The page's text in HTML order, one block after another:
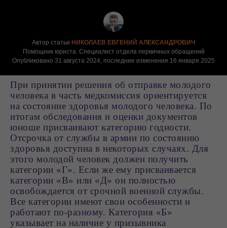
Автор статьи НИКОЛАЕВ ЕВГЕНИЙ АЛЕКСАНДРОВИЧ
Помощник юриста. Специалист отдела первичных обращений
Опубликовано 31 августа 2024, последние изменения 16 января 2025
При принятии решения об отправке молодого
человека в часть медкомиссия ориентируется
на состояние здоровья молодого человека. По
итогам обследования и оценки документов
юноше присваивают категорию годности.
Отсрочка от службы в армии по состоянию
здоровья доступна в некоторых случаях. Для
этого молодой человек должен получить
категории «Г». Если же ему присваивается
категории «В» или «Д» он полностью
освобождается от срочной военной службы.
Все категории имеют свои особенности и
работают по-разному. Категория «Б»
указывает на наличие у призывника